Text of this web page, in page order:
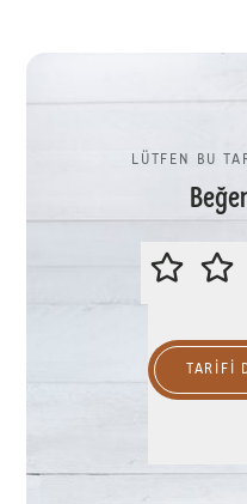
LÜTFEN BU
TARIFI